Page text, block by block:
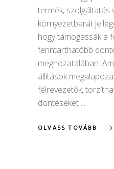
termék, szolgáltatás
környezetbarát
hogy támogassák a
fenntarthatóbb
meghozatalában.
állítások
félrevezetők,
döntéseket
OLVASS TOVÁBB